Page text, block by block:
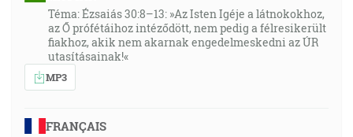
Téma: Ézsaiás 30:8–13: »Az Isten Igéje a látnokokhoz,
az Ő prófétáihoz intéződött, nem pedig a félresikerült
fiakhoz, akik nem akarnak engedelmeskedni az ÚR
utasításainak!«
MP3
FRANÇAIS